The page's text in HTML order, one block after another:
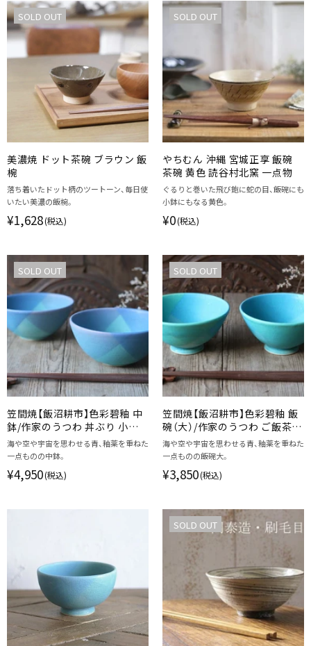
SOLD OUT
美濃焼 ドット茶碗 ブラウン 飯
椀
落ち着いたドット柄のツートーン、毎日使
いたい美濃の飯椀。
¥1,628(税込)
SOLD OUT
やちむん 沖縄 宮城正享 飯碗
茶碗 黄色 読谷村北窯 一点物
ぐるりと巻いた飛び鉋に蛇の目、飯碗にも
小鉢にもなる黄色。
¥0(税込)
SOLD OUT
笠間焼【飯沼耕市】色彩碧釉 中
鉢/作家のうつわ 丼ぶり 小丼
和食器
海や空や宇宙を思わせる青、釉薬を重ねた
一点ものの中鉢。
¥4,950(税込)
SOLD OUT
笠間焼【飯沼耕市】色彩碧釉 飯
碗（大）/作家のうつわ ご飯茶碗
飯碗 和食器
海や空や宇宙を思わせる青、釉薬を重ねた
一点ものの飯碗大。
¥3,850(税込)
SOLD OUT